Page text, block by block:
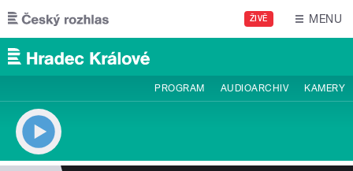
Přejít k hlavnímu obsahu
ŽIVĚ MENU
PROGRAM AUDIOARCHIV KAMERY